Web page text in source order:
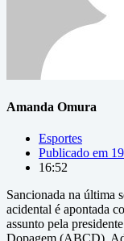
Amanda Omura
Esportes
Publicado em
16:52
Sancionada na última
acidental é apontada
assunto pela
Dopagem (ABCD),